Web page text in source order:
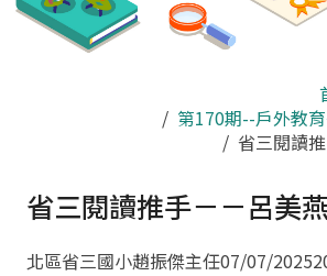
區
第170期--戶外教
省三閱讀
省三閱讀推手－－呂美
北區省三國小趙振傑主任07/07/2025